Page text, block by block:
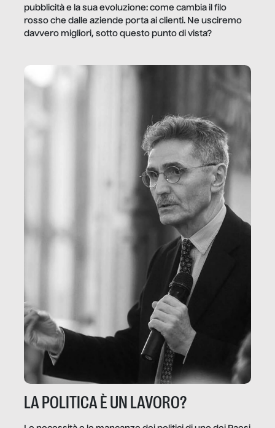
pubblicità e la sua evoluzione: come cambia il filo
rosso che dalle aziende porta ai clienti. Ne usciremo
davvero migliori, sotto questo punto di vista?
LA POLITICA È UN LAVORO?